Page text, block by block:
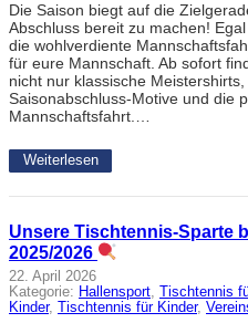
Die Saison biegt auf die
Abschluss bereit zu machen!
die wohlverdiente
für eure Mannschaft. Ab sofort
nicht nur klassische
Saisonabschluss-Motive und die
Mannschaftsfahrt.…
Weiterlesen
Unsere Tischtennis-Sparte
2025/2026
22. April 2026
Kategorie: Hallensport, Tischtennis
Kinder, Tischtennis für Kinder,